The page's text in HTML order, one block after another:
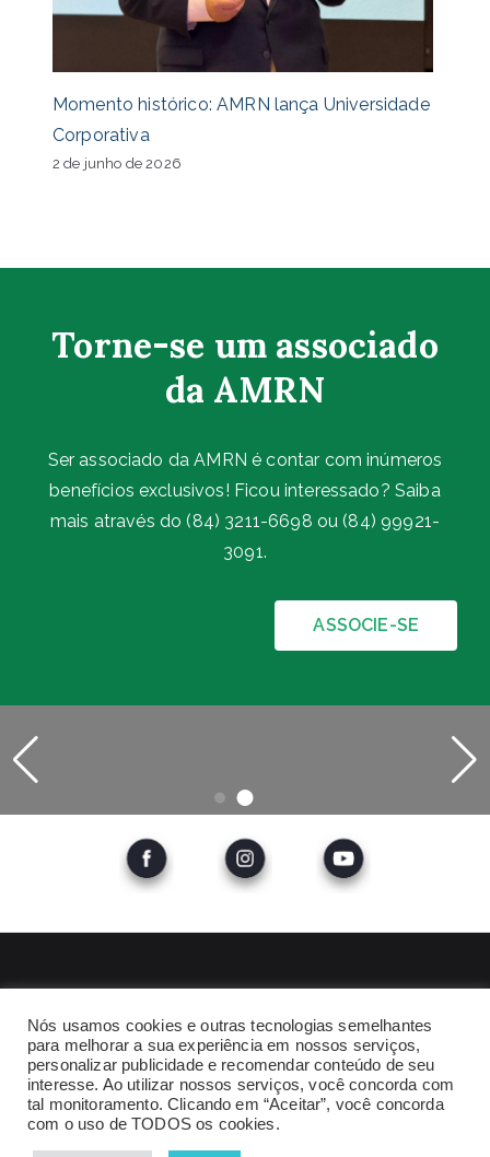
Momento histórico: AMRN lança Universidade
Corporativa
2 de junho de 2026
Torne-se um associado
da AMRN
Ser associado da AMRN é contar com inúmeros
benefícios exclusivos! Ficou interessado? Saiba
mais através do (84) 3211-6698 ou (84) 99921-
3091.
ASSOCIE-SE
Av Hermes da Fonseca, 1396 - Tirol - Natal - RN
Nós usamos cookies e outras tecnologias semelhantes
para melhorar a sua experiência em nossos serviços,
personalizar publicidade e recomendar conteúdo de seu
interesse. Ao utilizar nossos serviços, você concorda com
tal monitoramento. Clicando em “Aceitar”, você concorda
com o uso de TODOS os cookies.